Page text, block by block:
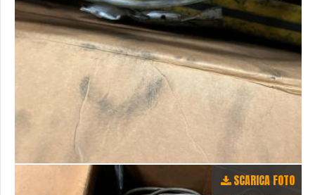
SCARICA FOTO